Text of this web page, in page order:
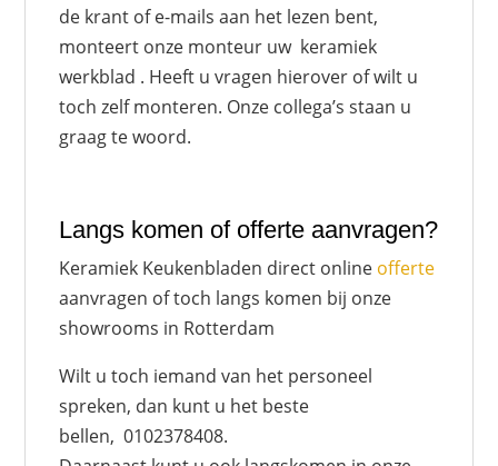
de krant of e-mails aan het lezen bent,
monteert onze monteur uw keramiek
werkblad . Heeft u vragen hierover of wilt u
toch zelf monteren. Onze collega’s staan u
graag te woord.
Langs komen of offerte aanvragen?
Keramiek Keukenbladen direct online offerte
aanvragen of toch langs komen bij onze
showrooms in Rotterdam
Wilt u toch iemand van het personeel
spreken, dan kunt u het beste
bellen, 0102378408.